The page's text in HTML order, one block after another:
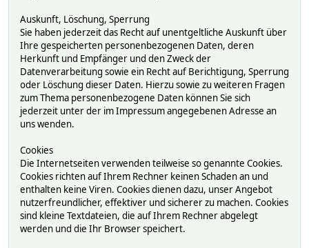
Auskunft, Löschung, Sperrung
Sie haben jederzeit das Recht auf unentgeltliche Auskunft über
Ihre gespeicherten personenbezogenen Daten, deren
Herkunft und Empfänger und den Zweck der
Datenverarbeitung sowie ein Recht auf Berichtigung, Sperrung
oder Löschung dieser Daten. Hierzu sowie zu weiteren Fragen
zum Thema personenbezogene Daten können Sie sich
jederzeit unter der im Impressum angegebenen Adresse an
uns wenden.
Cookies
Die Internetseiten verwenden teilweise so genannte Cookies.
Cookies richten auf Ihrem Rechner keinen Schaden an und
enthalten keine Viren. Cookies dienen dazu, unser Angebot
nutzerfreundlicher, effektiver und sicherer zu machen. Cookies
sind kleine Textdateien, die auf Ihrem Rechner abgelegt
werden und die Ihr Browser speichert.